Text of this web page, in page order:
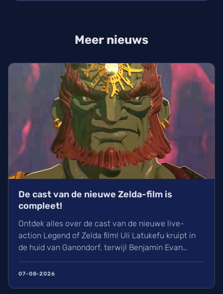
Meer nieuws
De cast van de nieuwe Zelda-film is
compleet!
Ontdek alles over de cast van de nieuwe live-
action Legend of Zelda film! Uli Latukefu kruipt in
de huid van Ganondorf, terwijl Benjamin Evan
Ainsworth en Bo Bragason de rollen van Link en
Zelda vertolken. De film, geregisseerd door Wes
07-08-2026